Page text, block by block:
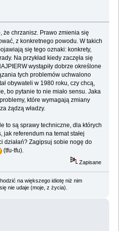
że chrzanisz. Prawo zmienia się
z konkretnego powodu. W takich
się tego oznaki: konkrety,
Na przykład kiedy zaczęła się
wystąpiły dobrze określone
tych problemów uchwalono
obywateli w 1980 roku, czy chcą,
bo pytanie to nie miało sensu. Jaka
które wymagają zmiany
żądzą władzy.
to są sprawy techniczne, dla których
referendum na temat stałej
działań? Zagipsuj sobie nogę do
(tfu-tfu).
Zapisane
na większego idiotę niż nim
nie udaje (moje, z życia).